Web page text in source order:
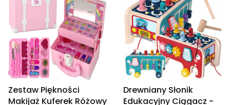
Zestaw Piękności
Makijaż Kuferek Różowy
Drewniany Słonik
Edukacyjny Ciągacz -